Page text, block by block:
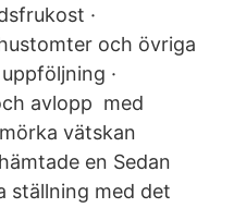
·
och övriga
·
avlopp med
vätskan
en Sedan
ställning med det